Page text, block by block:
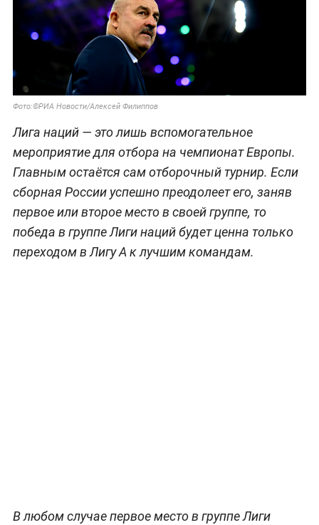
Фото:©РИА Новости/Алексей Филиппов
Лига наций — это лишь вспомогательное
мероприятие для отбора на чемпионат Европы.
Главным остаётся сам отборочный турнир. Если
сборная России успешно преодолеет его, заняв
первое или второе место в своей группе, то
победа в группе Лиги наций будет ценна только
переходом в Лигу А к лучшим командам.
В любом случае первое место в группе Лиги